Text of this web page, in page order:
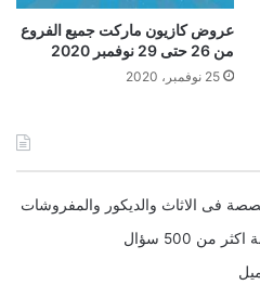
عروض كازيون ماركت جميع الفروع
من 26 حتى 29 نوفمبر 2020
25 نوفمبر، 2020
فى الاثاث والديكور والمفروشات
من 500 سؤال